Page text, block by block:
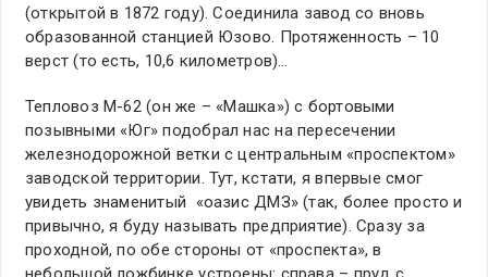
(открытой в 1872 году). Соединила завод со вновь
образованной станцией Юзово. Протяженность – 10
верст (то есть, 10,6 километров)…
Тепловоз М-62 (он же – «Машка») с бортовыми
позывными «Юг» подобрал нас на пересечении
железнодорожной ветки с центральным «проспектом»
заводской территории. Тут, кстати, я впервые смог
увидеть знаменитый «оазис ДМЗ» (так, более просто и
привычно, я буду называть предприятие). Сразу за
проходной, по обе стороны от «проспекта», в